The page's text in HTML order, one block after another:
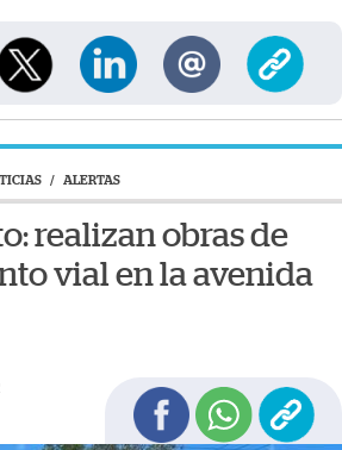
/ ALERTAS
realizan obras de
vial en la avenida